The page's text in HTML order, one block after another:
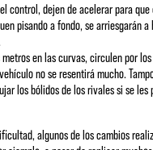
control, dejen de acelerar para
pisando a fondo, se arriesgarán
en las curvas, circulen por
no se resentirá mucho.
los bólidos de los rivales si se les
algunos de los cambios